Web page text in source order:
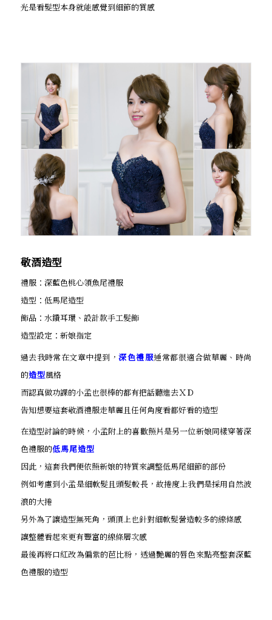
光是看髮型本身就能感覺到細節的質感
敬酒造型
禮服：深藍色桃心領魚尾禮服
造型：低馬尾造型
飾品：水鑽耳環、設計款手工髮飾
造型設定：新娘指定
過去我時常在文章中提到，深色禮服通常都很適合做華麗、時尚
的造型風格
而認真做功課的小孟也很棒的都有把話聽進去ＸＤ
告知想要這套敬酒禮服走華麗且任何角度看都好看的造型
在造型討論的時候，小孟附上的喜歡照片是另一位新娘同樣穿著深
色禮服的低馬尾造型
因此，這套我們便依照新娘的特質來調整低馬尾細節的部份
例如考慮到小孟是細軟髮且頭髮較長，故捲度上我們是採用自然波
浪的大捲
另外為了讓造型無死角，頭頂上也針對細軟髮營造較多的線條感
讓整體看起來更有豐富的線條層次感
最後再將口紅改為偏紫的芭比粉，透過艷麗的唇色來點亮整套深藍
色禮服的造型